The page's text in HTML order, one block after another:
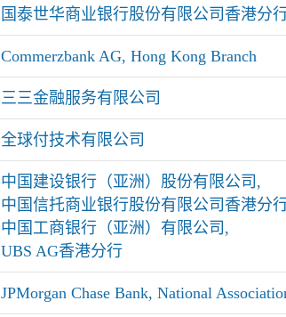
国泰世华商业银行股份有限公司香港分
Commerzbank AG, Hong Kong Branch
三三金融服务有限公司
全球付技术有限公司
中国建设银行（亚洲）股份有限公司,
中国信托商业银行股份有限公司香港分
中国工商银行（亚洲）有限公司,
UBS AG香港分行
JPMorgan Chase Bank, National